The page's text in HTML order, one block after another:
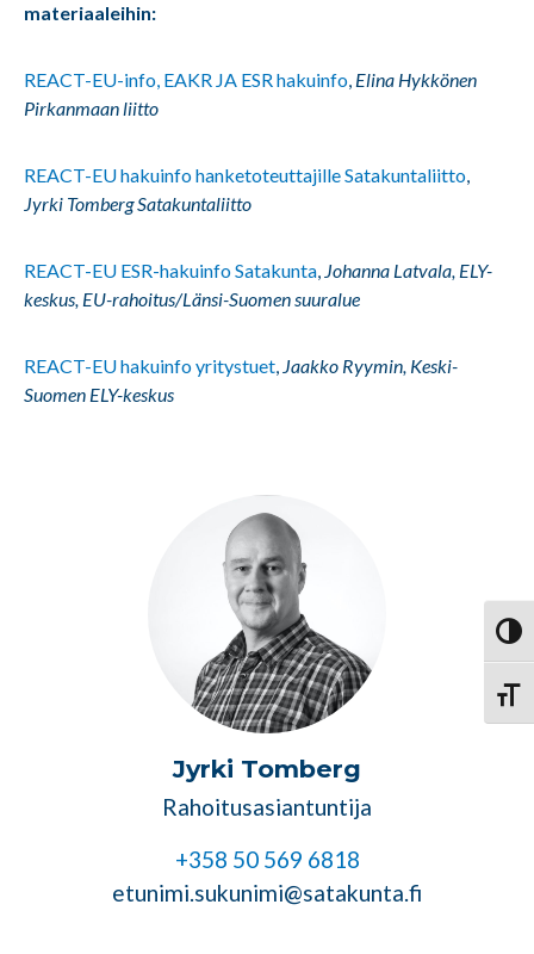
materiaaleihin:
REACT-EU-info, EAKR JA ESR hakuinfo, Elina Hykkönen
Pirkanmaan liitto
REACT-EU hakuinfo hanketoteuttajille Satakuntaliitto,
Jyrki Tomberg Satakuntaliitto
REACT-EU ESR-hakuinfo Satakunta, Johanna Latvala, ELY-
keskus, EU-rahoitus/Länsi-Suomen suuralue
REACT-EU hakuinfo yritystuet, Jaakko Ryymin, Keski-
Suomen ELY-keskus
Jyrki Tomberg
Rahoitusasiantuntija
+358 50 569 6818
etunimi.sukunimi@satakunta.fi